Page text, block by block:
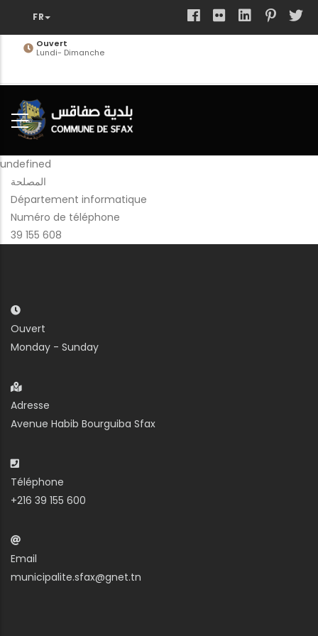
contenuOuvert
Lundi- Dimanche
undefined
المصلحة
Département informatique
Numéro de téléphone
39 155 608
Ouvert
Monday - Sunday
Adresse
Avenue Habib Bourguiba Sfax
Téléphone
+216 39 155 600
Email
municipalite.sfax@gnet.tn